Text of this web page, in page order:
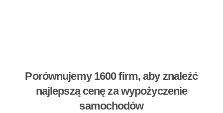
Porównujemy 1600 firm, aby znaleźć
najlepszą cenę za wypożyczenie
samochodów